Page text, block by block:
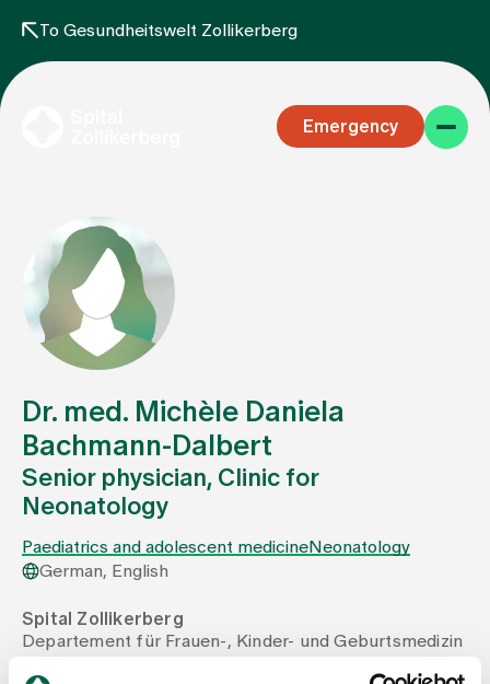
To Gesundheitswelt Zollikerberg
Emergency
Specialist areas
Stay
Team
Assigning
Events
Dr. med. Michèle Daniela
Bachmann-Dalbert
Senior physician, Clinic for
Neonatology
Paediatrics and adolescent medicineNeonatology
German, English
Spital Zollikerberg
Departement für Frauen-, Kinder- und Geburtsmedizin